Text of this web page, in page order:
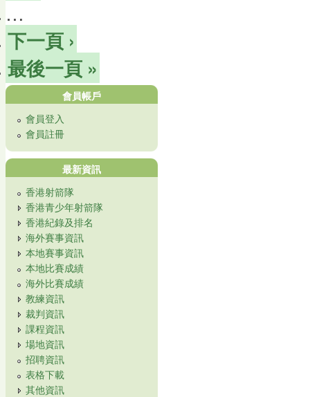
…
下一頁 ›
最後一頁 »
會員帳戶
會員登入
會員註冊
最新資訊
香港射箭隊
香港青少年射箭隊
香港紀錄及排名
海外賽事資訊
本地賽事資訊
本地比賽成績
海外比賽成績
教練資訊
裁判資訊
課程資訊
場地資訊
招聘資訊
表格下載
其他資訊